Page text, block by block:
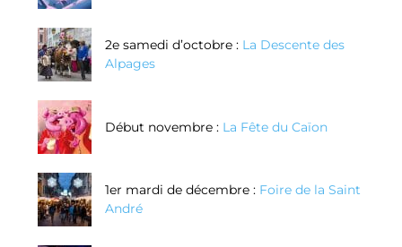
2e samedi d’octobre : La Descente des
Alpages
Début novembre : La Fête du Caïon
1er mardi de décembre : Foire de la Saint
André